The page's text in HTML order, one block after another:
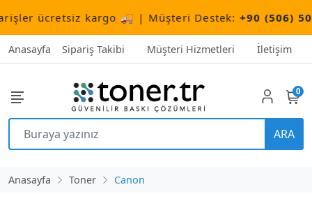
ücretsiz kargo 🚚 | Müşteri Destek:+90 (506) 503 10
Anasayfa Sipariş Takibi Müşteri Hizmetleri İletişim
ARA
0
Anasayfa Toner Canon